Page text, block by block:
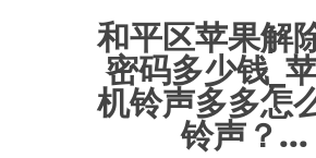
和平区苹果解
密码多少钱_
机铃声多多怎
铃声？...